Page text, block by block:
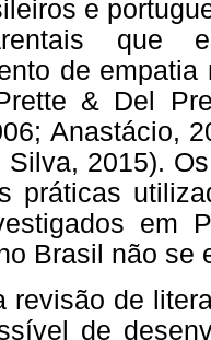
e
que
de
& Del
Anastácio,
Silva, 2015).
práticas
em
Brasil não se
revisão de
de